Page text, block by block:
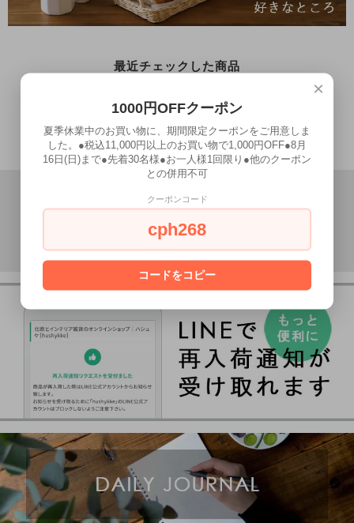
最近チェックした商品
お気に入り
×
1000円OFFクーポン
夏季休業中のお買い物に、期間限定クーポンをご用意しま
した。●税込11,000円以上のお買い物で1,000円OFF●8月
16日(日)まで●先着30名様●お一人様1回限り●他のクーポン
との併用不可
クーポンコード
cph268
コードをコピー